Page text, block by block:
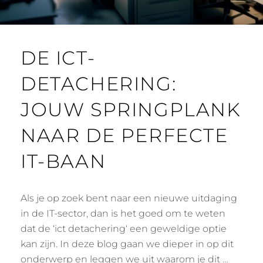
DE ICT-
DETACHERING:
JOUW SPRINGPLANK
NAAR DE PERFECTE
IT-BAAN
Als je op zoek bent naar een nieuwe uitdaging
in de IT-sector, dan is het goed om te weten
dat de ‘ict detachering‘ een geweldige optie
kan zijn. In deze blog gaan we dieper in op dit
onderwerp en leggen we uit waarom je dit …